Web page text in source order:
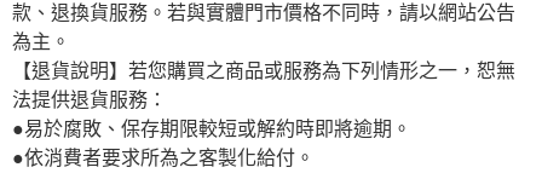
款、退換貨服務。若與實體門市價格不同時，請以網站公告
為主。
【退貨說明】若您購買之商品或服務為下列情形之一，恕無
法提供退貨服務：
●易於腐敗、保存期限較短或解約時即將逾期。
●依消費者要求所為之客製化給付。